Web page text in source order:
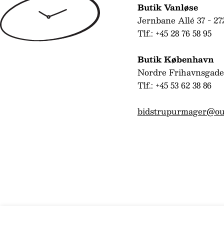
Butik Vanløse
Jernbane Allé 37 -
Tlf.: +45 28 76 58 95
Butik København
Nordre
Tlf.: +45 53 62 38 86